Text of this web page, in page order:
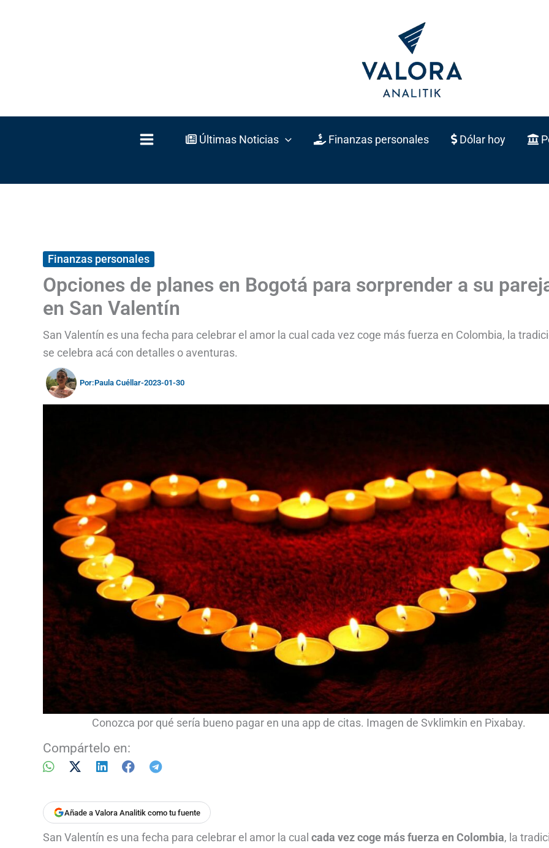
Últimas Noticias Finanzas personales Dólar hoy
Finanzas personales
Opciones de planes en Bogotá para sorprender a su
en San Valentín
San Valentín es una fecha para celebrar el amor la cual cada vez coge más fuerza en Colombia, la
se celebra acá con detalles o aventuras.
Por:Paula Cuéllar-2023-01-30
Conozca por qué sería bueno pagar en una app de citas. Imagen de Svklimkin en Pixabay.
Compártelo en:
Añade a Valora Analitik como tu fuente
San Valentín es una fecha para celebrar el amor la cual cada vez coge más fuerza en Colombia, la